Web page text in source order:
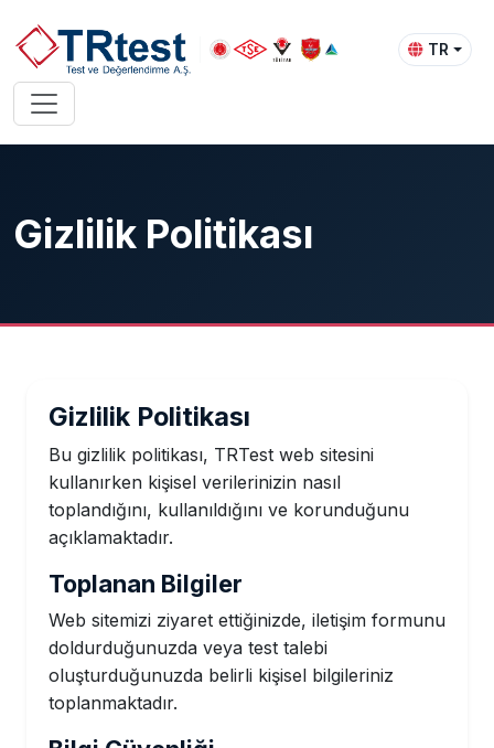
TR
Gizlilik Politikası
Gizlilik Politikası
Bu gizlilik politikası, TRTest web sitesini
kullanırken kişisel verilerinizin nasıl
toplandığını, kullanıldığını ve korunduğunu
açıklamaktadır.
Toplanan Bilgiler
Web sitemizi ziyaret ettiğinizde, iletişim formunu
doldurduğunuzda veya test talebi
oluşturduğunuzda belirli kişisel bilgileriniz
toplanmaktadır.